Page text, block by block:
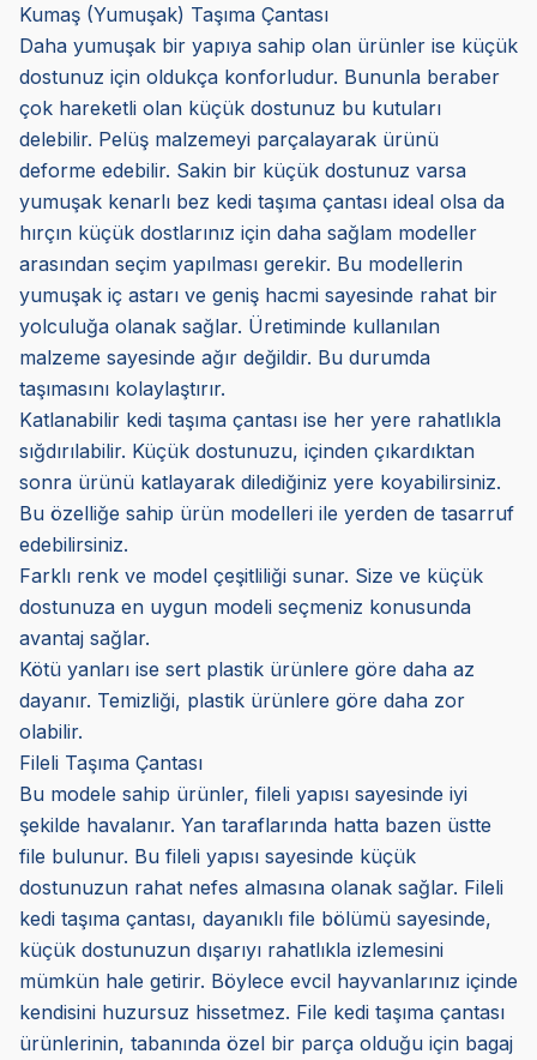
Kumaş (Yumuşak) Taşıma Çantası
Daha yumuşak bir yapıya sahip olan ürünler ise küçük
dostunuz için oldukça konforludur. Bununla beraber
çok hareketli olan küçük dostunuz bu kutuları
delebilir. Pelüş malzemeyi parçalayarak ürünü
deforme edebilir. Sakin bir küçük dostunuz varsa
yumuşak kenarlı bez kedi taşıma çantası ideal olsa da
hırçın küçük dostlarınız için daha sağlam modeller
arasından seçim yapılması gerekir. Bu modellerin
yumuşak iç astarı ve geniş hacmi sayesinde rahat bir
yolculuğa olanak sağlar. Üretiminde kullanılan
malzeme sayesinde ağır değildir. Bu durumda
taşımasını kolaylaştırır.
Katlanabilir kedi taşıma çantası ise her yere rahatlıkla
sığdırılabilir. Küçük dostunuzu, içinden çıkardıktan
sonra ürünü katlayarak dilediğiniz yere koyabilirsiniz.
Bu özelliğe sahip ürün modelleri ile yerden de tasarruf
edebilirsiniz.
Farklı renk ve model çeşitliliği sunar. Size ve küçük
dostunuza en uygun modeli seçmeniz konusunda
avantaj sağlar.
Kötü yanları ise sert plastik ürünlere göre daha az
dayanır. Temizliği, plastik ürünlere göre daha zor
olabilir.
Fileli Taşıma Çantası
Bu modele sahip ürünler, fileli yapısı sayesinde iyi
şekilde havalanır. Yan taraflarında hatta bazen üstte
file bulunur. Bu fileli yapısı sayesinde küçük
dostunuzun rahat nefes almasına olanak sağlar. Fileli
kedi taşıma çantası, dayanıklı file bölümü sayesinde,
küçük dostunuzun dışarıyı rahatlıkla izlemesini
mümkün hale getirir. Böylece evcil hayvanlarınız içinde
kendisini huzursuz hissetmez. File kedi taşıma çantası
ürünlerinin, tabanında özel bir parça olduğu için bagaj